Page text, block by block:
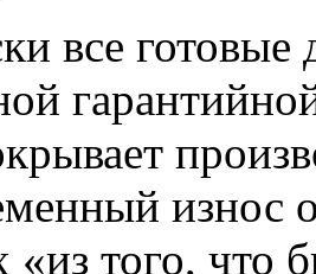
все
износ
того, что